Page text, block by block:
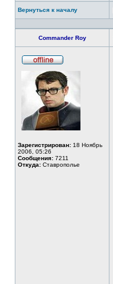
Вернуться к началу
Commander Roy
в
сети
Зарегистрирован: 18 Ноябрь
2006, 05:26
Сообщения: 7211
Откуда: Ставрополье